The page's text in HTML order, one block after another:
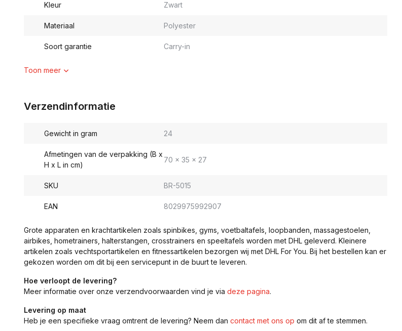
Kleur Zwart
Materiaal Polyester
Soort garantie Carry-in
Toon meer
Verzendinformatie
Gewicht in gram 24
Afmetingen van de verpakking (B x
H x L in cm)
70 x 35 x 27
SKU BR-5015
EAN 8029975992907
Grote apparaten en krachtartikelen zoals spinbikes, gyms, voetbaltafels, loopbanden, massagestoelen,
airbikes, hometrainers, halterstangen, crosstrainers en speeltafels worden met DHL geleverd. Kleinere
artikelen zoals vechtsportartikelen en fitnessartikelen bezorgen wij met DHL For You. Bij het bestellen kan er
gekozen worden om dit bij een servicepunt in de buurt te leveren.
Hoe verloopt de levering?
Meer informatie over onze verzendvoorwaarden vind je via deze pagina.
Levering op maat
Heb je een specifieke vraag omtrent de levering? Neem dan contact met ons op om dit af te stemmen.